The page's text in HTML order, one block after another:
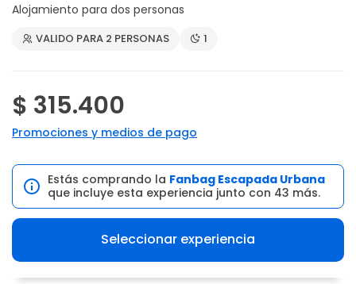
Alojamiento para dos personas
VALIDO PARA 2 PERSONAS 1
$ 315.400
Promociones y medios de pago
Estás comprando la Fanbag Escapada Urbana
que incluye esta experiencia junto con 43 más.
Seleccionar experiencia